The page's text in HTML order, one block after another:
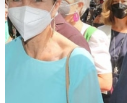
Erfahren Sie mehr darüber, wie
verarbeitet werden, und legen
Abschnitt Einzelheitenfest.
Wir verwenden Cookies, um
personalisieren, Funktionen für
zu können und die Zugriffe auf
analysieren. Außerdem geben wir
Verwendung unserer Website an